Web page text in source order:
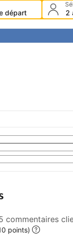
départ 2
commentaires
points)